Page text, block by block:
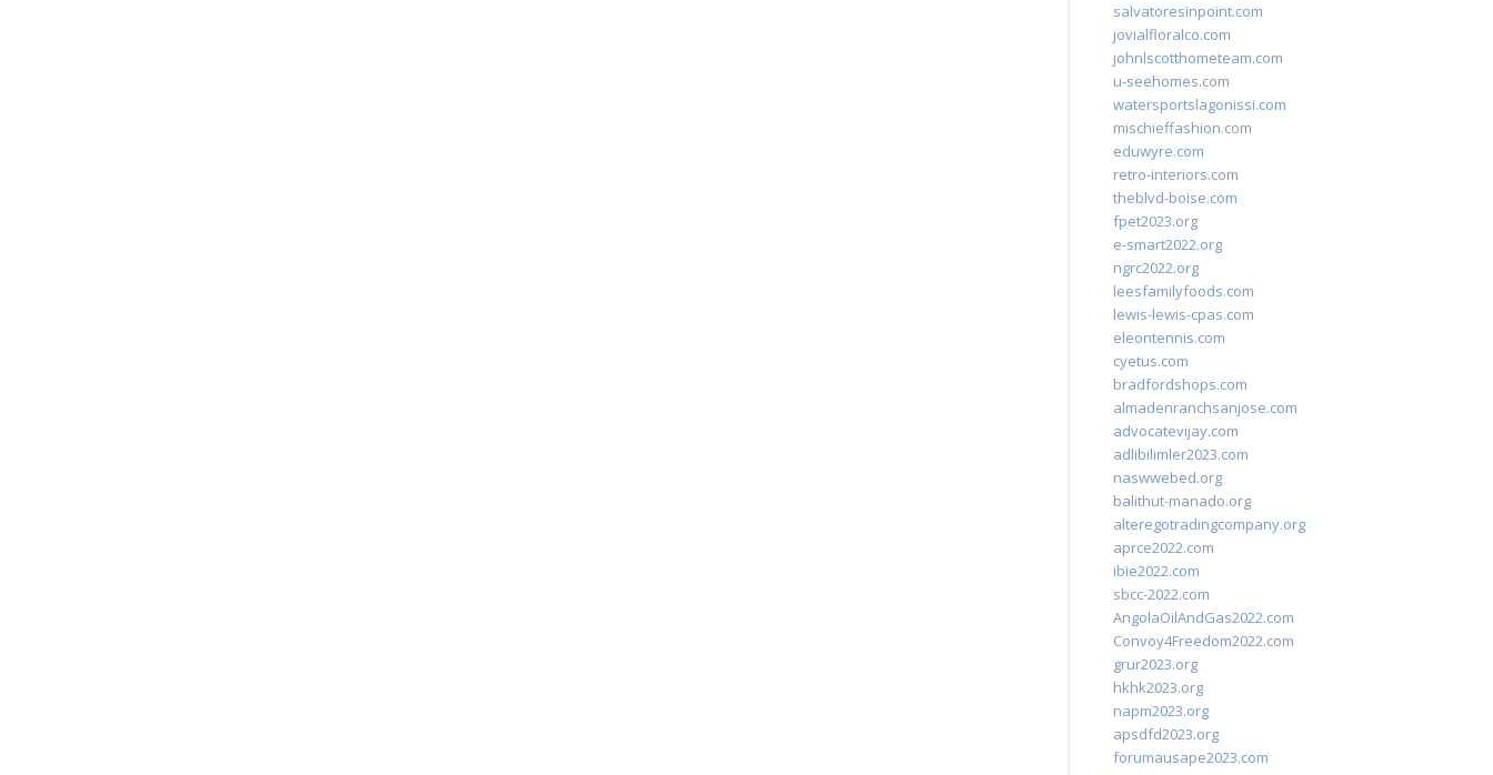
salvatoresinpoint.com
jovialfloralco.com
johnlscotthometeam.com
u-seehomes.com
watersportslagonissi.com
mischieffashion.com
eduwyre.com
retro-interiors.com
theblvd-boise.com
fpet2023.org
e-smart2022.org
ngrc2022.org
leesfamilyfoods.com
lewis-lewis-cpas.com
eleontennis.com
cyetus.com
bradfordshops.com
almadenranchsanjose.com
advocatevijay.com
adlibilimler2023.com
naswwebed.org
balithut-manado.org
alteregotradingcompany.org
aprce2022.com
ibie2022.com
sbcc-2022.com
AngolaOilAndGas2022.com
Convoy4Freedom2022.com
grur2023.org
hkhk2023.org
napm2023.org
apsdfd2023.org
forumausape2023.com